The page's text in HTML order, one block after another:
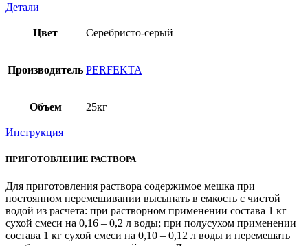
Детали
Цвет Серебристо-серый
Производитель PERFEKTA
Объем 25кг
Инструкция
ПРИГОТОВЛЕНИЕ РАСТВОРА
Для приготовления раствора содержимое мешка при
постоянном перемешивании высыпать в емкость с чистой
водой из расчета: при растворном применении состава 1 кг
сухой смеси на 0,16 – 0,2 л воды; при полусухом применении
состава 1 кг сухой смеси на 0,10 – 0,12 л воды и перемешать